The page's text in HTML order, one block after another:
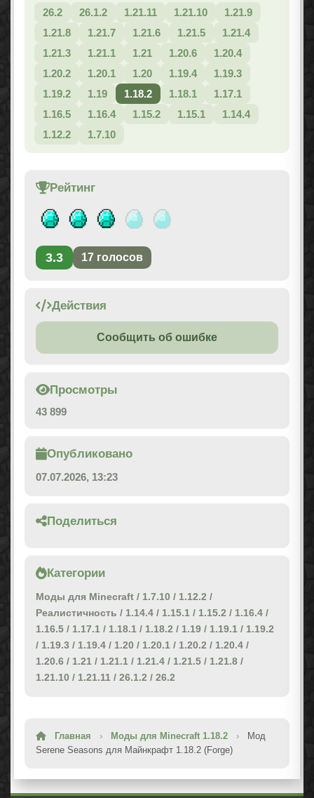
26.2
26.1.2 1.21.11 1.21.10
1.21.9
1.21.8
1.21.7 1.21.6 1.21.5
1.21.4
1.21.3
1.21.1 1.21 1.20.6
1.20.4
1.20.2
1.20.1 1.20 1.19.4
1.19.3
1.19.2
1.19 1.18.2 1.18.1
1.17.1
1.16.5
1.16.4 1.15.2 1.15.1
1.14.4
1.12.2
1.7.10
Рейтинг
3.3 17 голосов
Действия
Сообщить об ошибке
Просмотры
43 899
Опубликовано
07.07.2026, 13:23
Поделиться
Категории
Моды для Minecraft / 1.7.10 / 1.12.2 /
Реалистичность / 1.14.4 / 1.15.1 / 1.15.2 / 1.16.4 /
1.16.5 / 1.17.1 / 1.18.1 / 1.18.2 / 1.19 / 1.19.1 / 1.19.2
/ 1.19.3 / 1.19.4 / 1.20 / 1.20.1 / 1.20.2 / 1.20.4 /
1.20.6 / 1.21 / 1.21.1 / 1.21.4 / 1.21.5 / 1.21.8 /
1.21.10 / 1.21.11 / 26.1.2 / 26.2
Главная › Моды для Minecraft 1.18.2 ›
Мод
Serene Seasons для Майнкрафт 1.18.2 (Forge)